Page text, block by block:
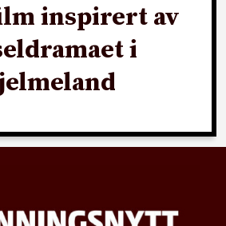
inspirert av
i